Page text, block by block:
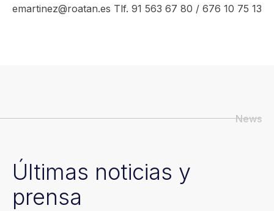
emartinez@roatan.es Tlf. 91 563 67 80 / 676 10 75 13
News
Últimas noticias y
prensa